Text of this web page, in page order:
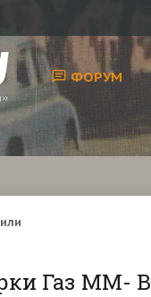
ФОРУМ
Газ ММ- В